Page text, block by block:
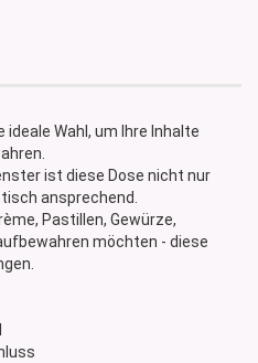
Wahl, um Ihre Inhalte
ist diese Dose nicht nur
ansprechend.
Pastillen, Gewürze,
möchten - diese